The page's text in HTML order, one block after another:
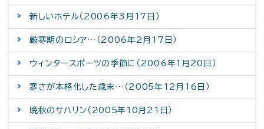
新しいホテル（2006年3月17日）
厳寒期のロシア…（2006年2月17日）
ウィンタースポーツの季節に（2006年1月20日）
寒さが本格化した歳末…（2005年12月16日）
晩秋のサハリン（2005年10月21日）